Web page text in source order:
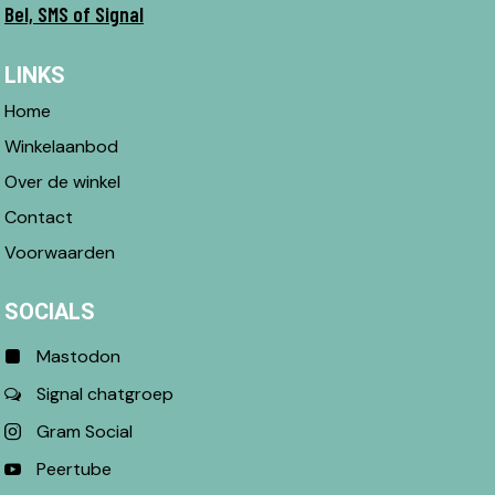
Bel, SMS of Signal
LINKS
Home
Winkelaanbod
Over de winkel
Contact
Voorwaarden
SOCIALS
Mastodon
Signal chatgroep
Gram Social
Peertube